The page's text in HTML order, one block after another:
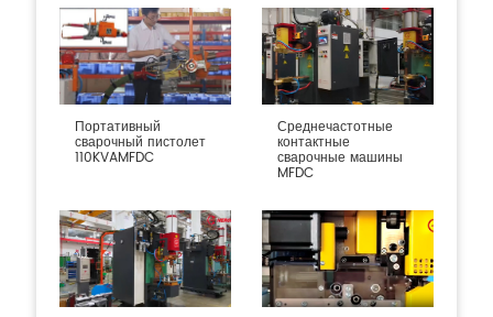
Портативный
сварочный пистолет
110KVAMFDC
Среднечастотные
контактные
сварочные машины
MFDC